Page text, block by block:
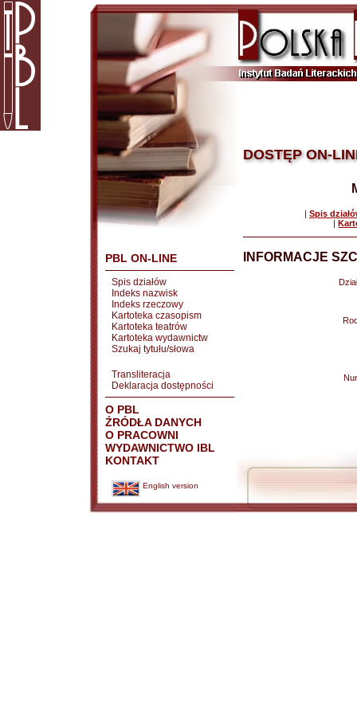
PBL ON-LINE
Spis działów
Indeks nazwisk
Indeks rzeczowy
Kartoteka czasopism
Kartoteka teatrów
Kartoteka wydawnictw
Szukaj tytułu/słowa
Transliteracja
Deklaracja dostępności
O PBL
ŹRÓDŁA DANYCH
O PRACOWNI
WYDAWNICTWO IBL
KONTAKT
English version
DOSTĘP ON-
| Spis
|
INFORMACJE